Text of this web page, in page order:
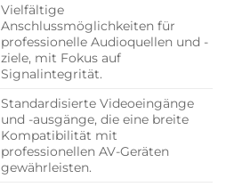
Vielfältige
Anschlussmöglichkeiten für
professionelle Audioquellen und -
ziele, mit Fokus auf
Signalintegrität.
Standardisierte Videoeingänge
und -ausgänge, die eine breite
Kompatibilität mit
professionellen AV-Geräten
gewährleisten.